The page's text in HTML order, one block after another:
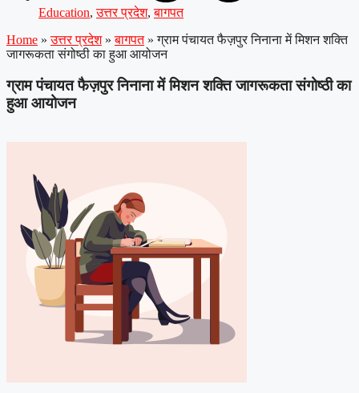
Education,उत्तर प्रदेश,बागपत
Home » उत्तर प्रदेश » बागपत » ग्राम पंचायत फैज़पुर निनाना में मिशन शक्ति
जागरूकता संगोष्ठी का हुआ आयोजन
ग्राम पंचायत फैज़पुर निनाना में मिशन शक्ति जागरूकता संगोष्ठी का
हुआ आयोजन